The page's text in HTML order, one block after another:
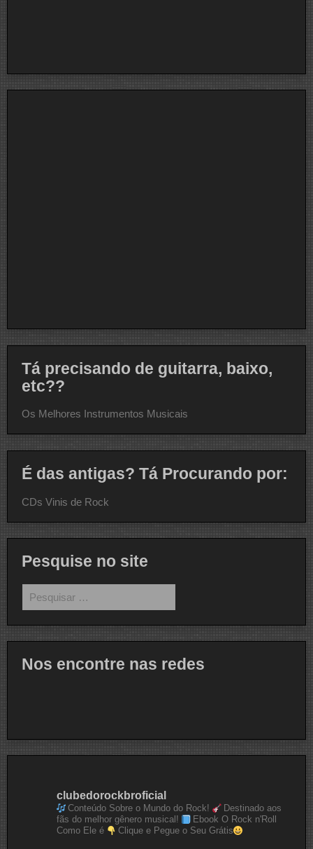
Tá precisando de guitarra, baixo,
etc??
Os Melhores Instrumentos Musicais
É das antigas? Tá Procurando por:
CDs Vinis de Rock
Pesquise no site
por:
Nos encontre nas redes
clubedorockbroficial
Conteúdo Sobre o Mundo do Rock!
Destinado aos
fãs do melhor gênero musical!
Ebook O Rock n'Roll
Como Ele é
Clique e Pegue o Seu Grátis